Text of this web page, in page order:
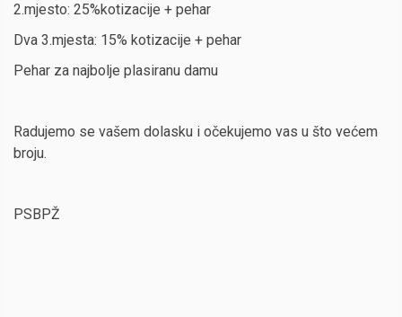
2.mjesto: 25%kotizacije + pehar
Dva 3.mjesta: 15% kotizacije + pehar
Pehar za najbolje plasiranu damu
Radujemo se vašem dolasku i očekujemo vas u što većem
broju.
PSBPŽ